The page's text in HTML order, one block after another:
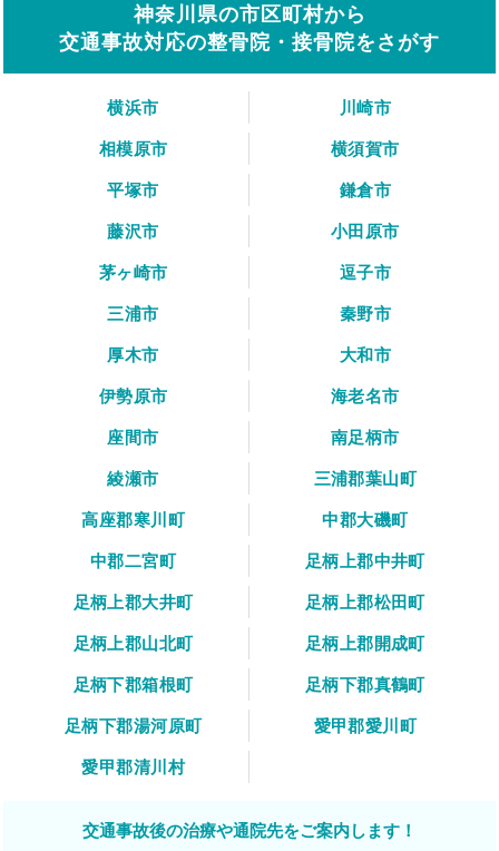
神奈川県の市区町村から
交通事故対応の整骨院・接骨院をさがす
横浜市
川崎市
相模原市
横須賀市
平塚市
鎌倉市
藤沢市
小田原市
茅ヶ崎市
逗子市
三浦市
秦野市
厚木市
大和市
伊勢原市
海老名市
座間市
南足柄市
綾瀬市
三浦郡葉山町
高座郡寒川町
中郡大磯町
中郡二宮町
足柄上郡中井町
足柄上郡大井町
足柄上郡松田町
足柄上郡山北町
足柄上郡開成町
足柄下郡箱根町
足柄下郡真鶴町
足柄下郡湯河原町
愛甲郡愛川町
愛甲郡清川村
交通事故後の治療や通院先をご案内します！